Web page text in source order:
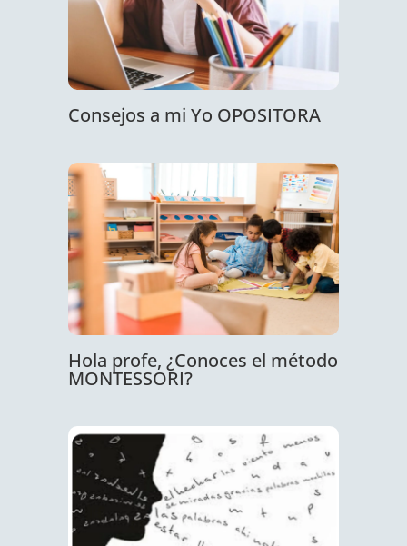
Consejos a mi Yo OPOSITORA
Hola profe, ¿Conoces el método
MONTESSORI?